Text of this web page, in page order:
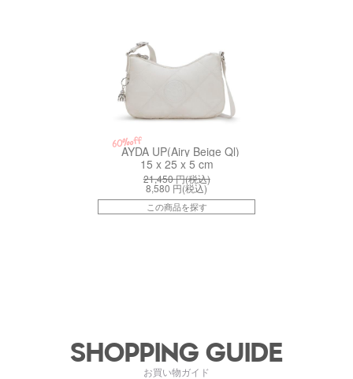
60%off
AYDA UP(Airy Beige Ql)
15 x 25 x 5 cm
21,450円(税込)
8,580 円(税込)
この商品を探す
SHOPPING GUIDE
お買い物ガイド